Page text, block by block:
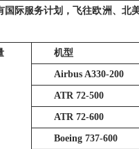
国际服务计划，飞往欧洲、北
机型
Airbus A330-200
ATR 72-500
ATR 72-600
Boeing 737-600